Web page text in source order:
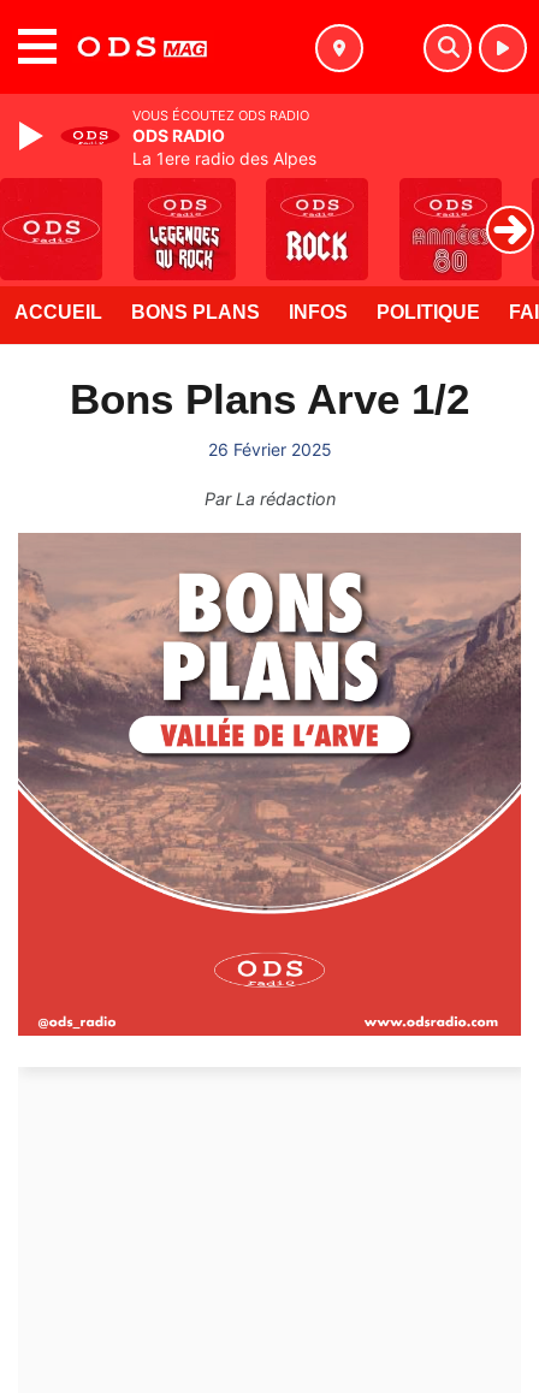
ACCUEIL BONS PLANS INFOS POLITIQUE
Bons Plans Arve 1/2
26 Février 2025
ParLa rédaction
VOUS ÉCOUTEZ ODS RADIO
ODS RADIO
La 1ere radio des Alpes